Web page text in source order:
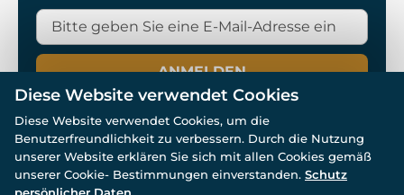
ANMELDEN
© Alle Rechte vorbehalten. www.wulflund.de 2007-2026.
Powered by
Diese Website verwendet Cookies
Diese Website verwendet Cookies, um die
Benutzerfreundlichkeit zu verbessern. Durch die Nutzung
unserer Website erklären Sie sich mit allen Cookies gemäß
unserer Cookie- Bestimmungen einverstanden. Schutz